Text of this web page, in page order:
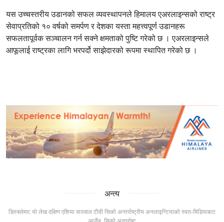
यस उच्चस्तरीय उडानको सफल व्यवस्थापनले हिमालय एअरलाइन्सको राष्ट्र
सेवाप्रतिको १० वर्षको समर्पण र देशका यस्ता महत्त्वपूर्ण उडानहरू
सफलतापूर्वक सञ्चालन गर्न सक्ने क्षमताको पुष्टि गरेको छ । एअरलाइन्सले
आफूलाई राष्ट्रका लागि भरपर्दो साझेदारको रूपमा स्थापित गरेको छ ।
अन्त्य
डिस्क्लेमर: यो लेख दक्षिण एशिया सञ्जाल टीवी सिको अन्तर्राष्ट्रीय अनलाइन्टियाको स्वत-मिडियाबाट